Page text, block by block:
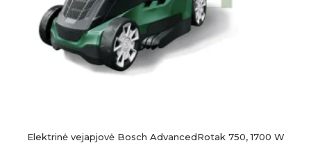
Elektrinė vejapjovė Bosch AdvancedRotak 750, 1700 W